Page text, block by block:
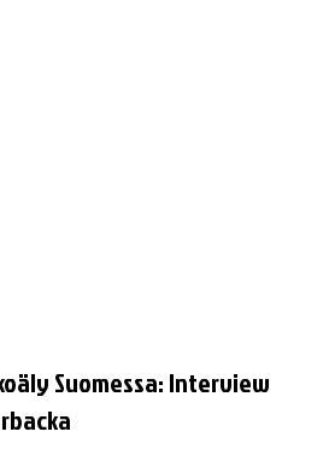
Suomessa: Interview